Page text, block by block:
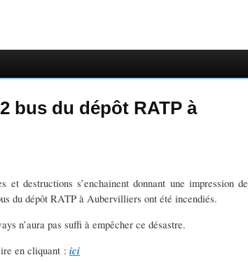
bus du dépôt RATP à
destructions s’enchainent donnant une impression de
du dépôt RATP à Aubervilliers ont été incendiés.
n’aura pas suffi à empêcher ce désastre.
en cliquant : ici